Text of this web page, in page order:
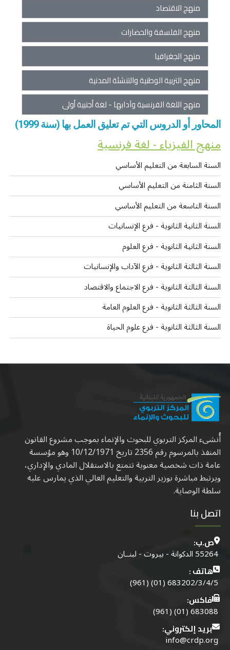
منهج الاقتصاد
منهج الفلسفة والحضارات
منهج الجغرافيا
منهج التربية الوطنية والتنشئة المدنية
منهج اللغة الفرنسية وآدابها - لغة أجنبية أولى
المحاور أو الدروس التي تم تعليق العمل بها (سنة 1999)
منهج الفيزياء - لغة فرنسية
السنة السابعة من التعليم الأساسي
السنة الثامنة من التعليم الأساسي
السنة التاسعة من التعليم الأساسي
السنة الثانية الثانوية - فرع الإنسانيات
السنة الثانية الثانوية - فرع العلوم
السنة الثالثة الثانوية - فرع الآداب والإنسانيات
السنة الثالثة الثانوية - فرع الاجتماع والاقتصاد
السنة الثالثة الثانوية - فرع العلوم العامة
السنة الثالثة الثانوية - فرع علوم الحياة
أُنشىء المركز التربوي للبحوث والإنماء بموجب مشروع القانون
المنفذ بالمرسوم رقم 2356 تاريخ 10/12/1971 وهو مؤسسة
عامة ذات شخصية معنوية تتمتع بالاستقلال المادي والإداري،
ويرتبط مباشرة بوزير التربية والتعليم العالي الذي يمارس عليه
سلطة الوصاية.
اتصل بنا
ص.ب:
55264 الدكوانة - بيروت - لبنــان
هاتف :
683202/3/4/5 (01) (961)
فاكس:
683088 (01) (961)
بريد إلكتروني:
info@crdp.org